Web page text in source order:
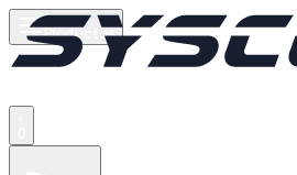
Productos